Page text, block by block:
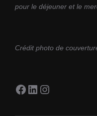
pour le déjeuner et le
Crédit photo de
Facebook
LinkedIn
Instagram